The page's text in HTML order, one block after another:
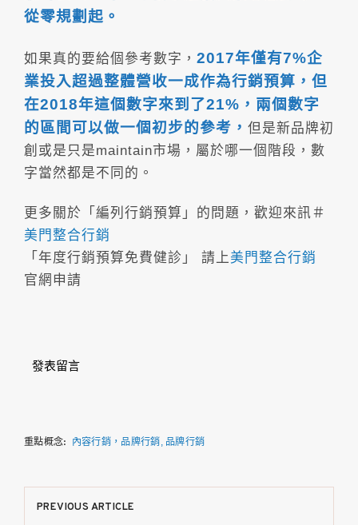
從零規劃起。
如果真的要給個參考數字， 2017年僅有7%企
業投入超過整體營收一成作為行銷預算，但
在2018年這個數字來到了21%，兩個數字
的區間可以做一個初步的參考， 但是新品牌初
創或是只是maintain市場，屬於哪一個階段，數
字當然都是不同的。
更多關於「編列行銷預算」的問題，歡迎來訊＃
美門整合行銷
「年度行銷預算免費健診」 請上美門整合行銷
官網申請
發表留言
重點概念: 內容行銷，品牌行銷 品牌行銷
文
PREVIOUS ARTICLE